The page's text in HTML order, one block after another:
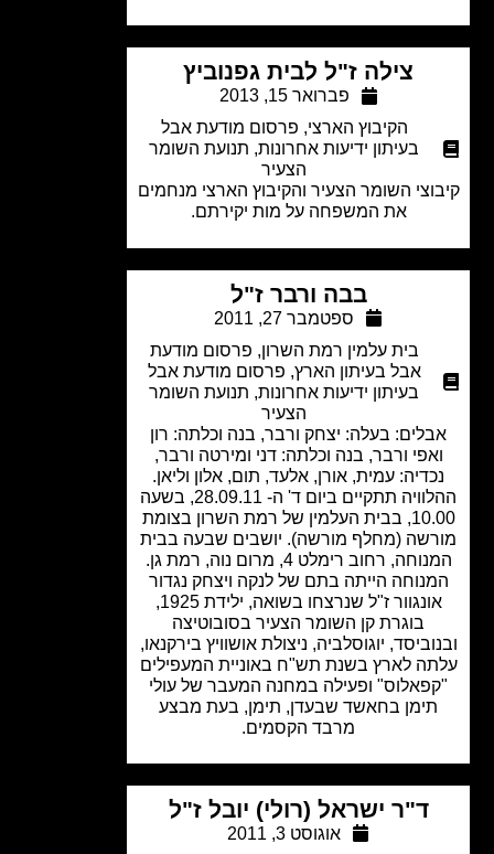
צילה ז"ל לבית גפנוביץ
פברואר 15, 2013
הקיבוץ הארצי, פרסום מודעת אבל
בעיתון ידיעות אחרונות,תנועת השומר
השומר הצעיר והקיבוץ הארצי מנחמים
את המשפחה על מות יקירתם.
בבה ורבר ז"ל
ספטמבר 27, 2011
בית עלמין רמת השרון,פרסום מודעת
אבל בעיתון הארץ,פרסום מודעת אבל
בעיתון ידיעות אחרונות,תנועת השומר
בעלה: יצחק ורבר, בנה וכלתה: רון
ורבר, בנה וכלתה: דני ומירטה ורבר,
עמית, אורן, אלעד, תום, אלון וליאן.
ההלוויה תתקיים ביום ד' ה- 28.09.11, בשעה
10.00, בבית העלמין של רמת השרון בצומת
(מחלף מורשה). יושבים שבעה בבית
המנוחה, רחוב רימלט 4, מרום נוה, רמת גן.
הייתה בתם של לנקה ויצחק נגדור
אונגוור ז"ל שנרצחו בשואה, ילידת 1925,
בוגרת קן השומר הצעיר בסובוטיצה
יוגוסלביה, ניצולת אושוויץ בירקנאו,
לארץ בשנת תש"ח באוניית המעפילים
ופעילה במחנה המעבר של עולי
בחאשד שבעדן, תימן, בעת מבצע
מרבד הקסמים.
ד"ר ישראל (רולי) יובל ז"ל
אוגוסט 3, 2011